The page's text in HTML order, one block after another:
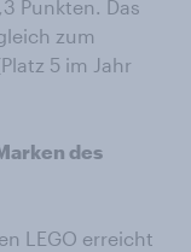
Punkten. Das
zum
5 im Jahr
des
LEGO erreicht